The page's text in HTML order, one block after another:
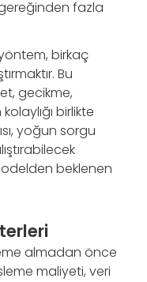
fazla
birkaç
Bu
gecikme,
birlikte
yoğun sorgu
beklenen
almadan önce
maliyeti, veri